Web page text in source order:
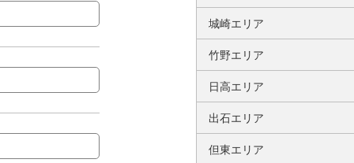
城崎エリア
竹野エリア
日高エリア
出石エリア
但東エリア